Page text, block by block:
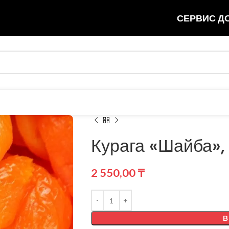
СЕРВИС
Курага
2 550,00₸